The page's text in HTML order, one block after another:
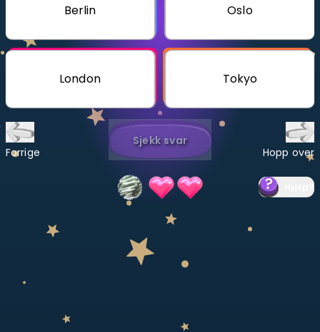
Bestill privatundervisning
Velg læreplan
Logg inn
Berlin Oslo
London Tokyo
Forrige
Sjekk svar
Hopp over
?